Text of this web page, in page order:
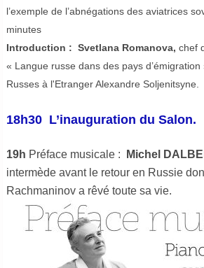
l’exemple de l’abnégations des aviatrices
minutes
Introduction : Svetlana Romanova, chef
« Langue russe dans des pays
Russes à l'Etranger Alexandre Soljenitsyne.
18h30 L’inauguration du Salon.
19h Préface musicale : Michel
intermède avant le retour en Russie
Rachmaninov a rêvé toute sa vie.